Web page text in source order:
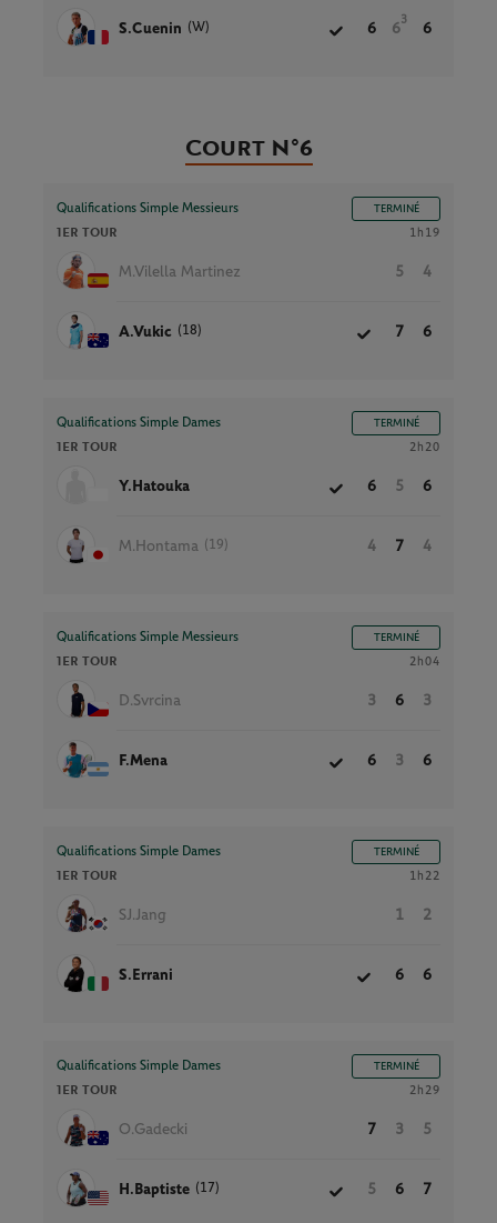
S.Cuenin (W) 6 6
3
6
Court N°6
Qualifications Simple Messieurs TERMINÉ
1ER TOUR 1h19
M.Vilella Martinez 5 4
A.Vukic (18) 7 6
Qualifications Simple Dames TERMINÉ
1ER TOUR 2h20
Y.Hatouka 6 5 6
M.Hontama (19) 4 7 4
Qualifications Simple Messieurs TERMINÉ
1ER TOUR 2h04
D.Svrcina 3 6 3
F.Mena 6 3 6
Qualifications Simple Dames TERMINÉ
1ER TOUR 1h22
SJ.Jang 1 2
S.Errani 6 6
Qualifications Simple Dames TERMINÉ
1ER TOUR 2h29
O.Gadecki 7 3 5
H.Baptiste (17) 5 6 7